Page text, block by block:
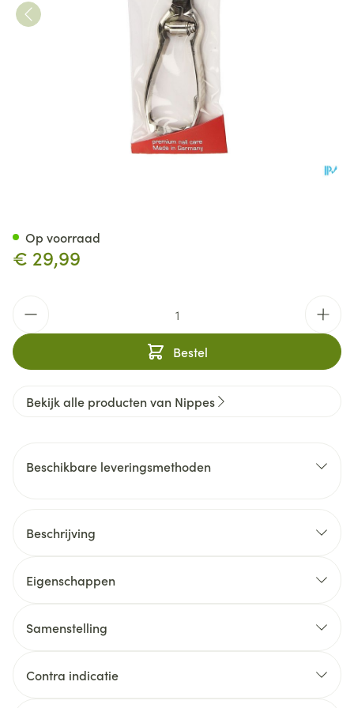
€ 29,99
Bestel
Op voorraad
Bekijk alle producten van Nippes
Beschikbare leveringsmethoden
Beschrijving
Eigenschappen
Samenstelling
Contra indicatie